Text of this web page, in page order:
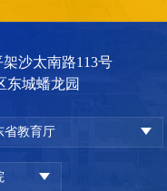
沙太南路113号
东城蟠龙园
省教育厅